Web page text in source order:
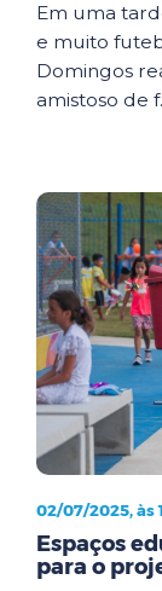
Em uma
e muito
Domingos
amistoso de
02/07/2025, às
Espaços
para o